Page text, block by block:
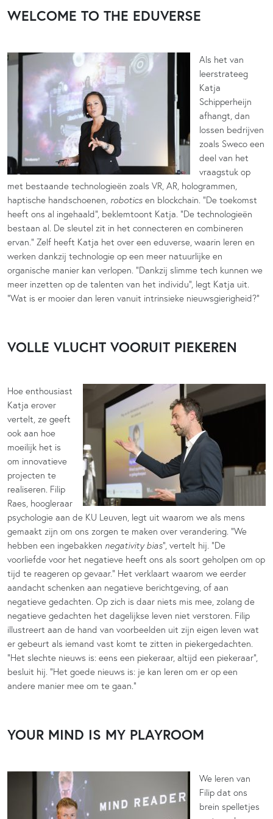
WELCOME TO THE EDUVERSE
Als het van
leerstrateeg
Katja
Schipperheijn
afhangt, dan
lossen bedrijven
zoals Sweco een
deel van het
vraagstuk op
met bestaande technologieën zoals VR, AR, hologrammen,
haptische handschoenen, robotics en blockchain. “De toekomst
heeft ons al ingehaald”, beklemtoont Katja. “De technologieën
bestaan al. De sleutel zit in het connecteren en combineren
ervan.” Zelf heeft Katja het over een eduverse, waarin leren en
werken dankzij technologie op een meer natuurlijke en
organische manier kan verlopen. “Dankzij slimme tech kunnen we
meer inzetten op de talenten van het individu”, legt Katja uit.
“Wat is er mooier dan leren vanuit intrinsieke nieuwsgierigheid?”
VOLLE VLUCHT VOORUIT PIEKEREN
Hoe enthousiast
Katja erover
vertelt, ze geeft
ook aan hoe
moeilijk het is
om innovatieve
projecten te
realiseren. Filip
Raes, hoogleraar
psychologie aan de KU Leuven, legt uit waarom we als mens
gemaakt zijn om ons zorgen te maken over verandering. “We
hebben een ingebakken negativity bias”, vertelt hij. “De
voorliefde voor het negatieve heeft ons als soort geholpen om op
tijd te reageren op gevaar.” Het verklaart waarom we eerder
aandacht schenken aan negatieve berichtgeving, of aan
negatieve gedachten. Op zich is daar niets mis mee, zolang de
negatieve gedachten het dagelijkse leven niet verstoren. Filip
illustreert aan de hand van voorbeelden uit zijn eigen leven wat
er gebeurt als iemand vast komt te zitten in piekergedachten.
“Het slechte nieuws is: eens een piekeraar, altijd een piekeraar”,
besluit hij. “Het goede nieuws is: je kan leren om er op een
andere manier mee om te gaan.”
YOUR MIND IS MY PLAYROOM
We leren van
Filip dat ons
brein spelletjes